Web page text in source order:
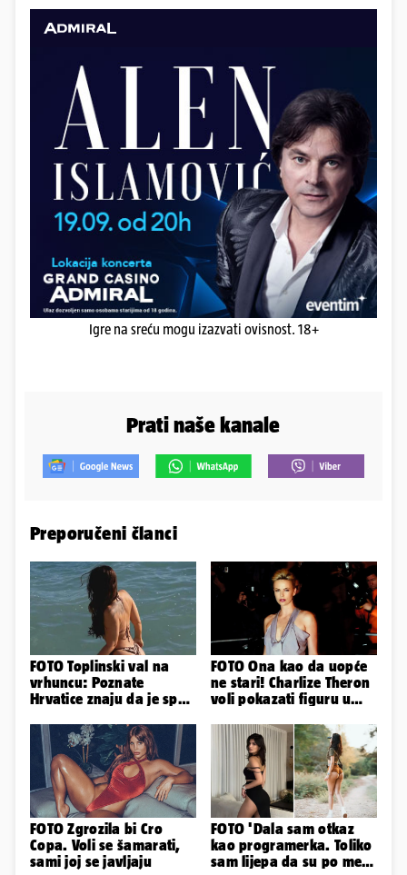
Igre na sreću mogu izazvati ovisnost. 18+
Prati naše kanale
Preporučeni članci
FOTO Toplinski val na
vrhuncu: Poznate
Hrvatice znaju da je spas
FOTO Ona kao da uopće
ne stari! Charlize Theron
voli pokazati figuru u
FOTO Zgrozila bi Cro
Copa. Voli se šamarati,
sami joj se javljaju
FOTO 'Dala sam otkaz
kao programerka. Toliko
sam lijepa da su po meni